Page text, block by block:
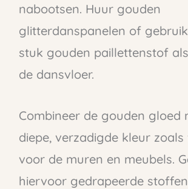
nabootsen. Huur gouden
glitterdanspanelen of
stuk gouden paillettenstof als
de dansvloer.
Combineer de gouden gloed
diepe, verzadigde kleur zoals
voor de muren en meubels.
hiervoor gedrapeerde